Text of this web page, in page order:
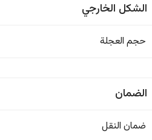
الشكل الخارجي
حجم العجلة
الضمان
ضمان النقل